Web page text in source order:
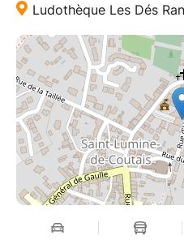
Ludothèque Les Dés